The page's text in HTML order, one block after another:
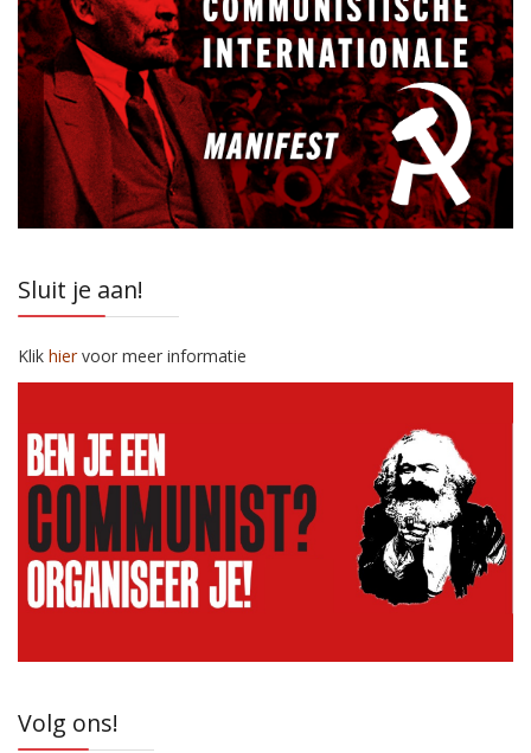
Sluit je aan!
Klik hiervoor meer informatie
Volg ons!